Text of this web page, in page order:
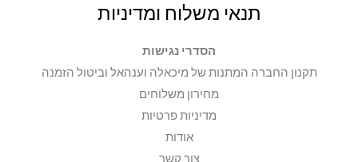
תנאי משלוח ומדיניות
הסדרי נגישות
תקנון החברה המתנות של מיכאלה וענהאל וביטול הזמנה
מחירון משלוחים
מדיניות פרטיות
אודות
צור קשר